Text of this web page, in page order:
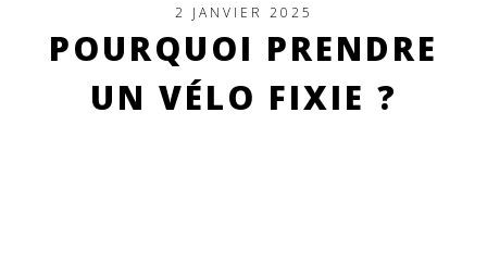
2 JANVIER 2025
POURQUOI PRENDRE
UN VÉLO FIXIE ?